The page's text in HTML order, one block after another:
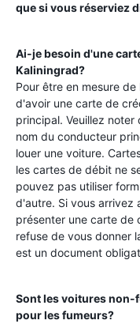
que si vous réserviez
Ai-je besoin d'une
Kaliningrad?
Pour être en mesure
d'avoir une carte de
principal. Veuillez
nom du conducteur
louer une voiture.
les cartes de débit ne
pouvez pas utiliser
d'autre. Si vous arrivez
présenter une carte de
refuse de vous donner
est un document
Sont les voitures non-
pour les fumeurs?